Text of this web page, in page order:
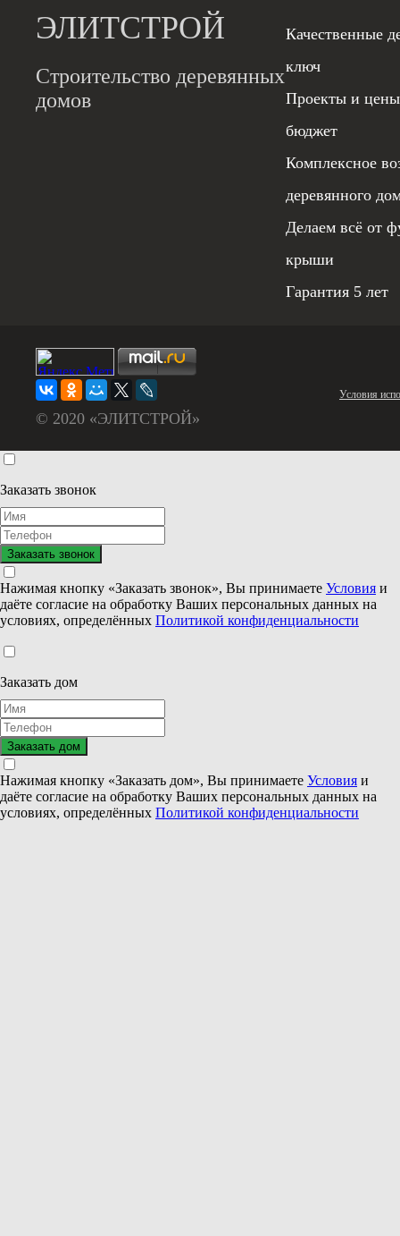
ЭЛИТСТРОЙ
Строительство деревянных
домов
Качественные
ключ
Проекты и
бюджет
Комплексное
деревянного
Делаем всё от
крыши
Гарантия 5 лет
© 2020 «ЭЛИТСТРОЙ»
Условия
Заказать звонок
Нажимая кнопку «Заказать звонок», Вы принимаете Условия и
даёте согласие на обработку Ваших персональных данных на
условиях, определённых Политикой конфиденциальности
Заказать дом
Нажимая кнопку «Заказать дом», Вы принимаете Условия и
даёте согласие на обработку Ваших персональных данных на
условиях, определённых Политикой конфиденциальности